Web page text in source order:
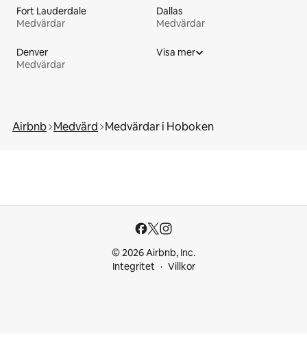
Fort Lauderdale
Medvärdar
Dallas
Medvärdar
Denver
Medvärdar
Visa mer
Airbnb Medvärd Medvärdar i Hoboken
© 2026 Airbnb, Inc.
Integritet
Villkor